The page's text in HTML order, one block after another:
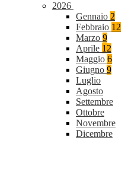
2026
Gennaio 2
Febbraio 12
Marzo 9
Aprile 12
Maggio 6
Giugno 9
Luglio
Agosto
Settembre
Ottobre
Novembre
Dicembre